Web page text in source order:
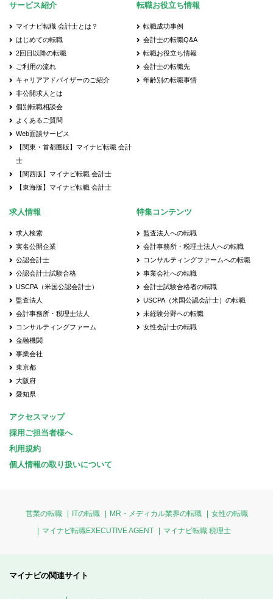
サービス紹介
マイナビ転職 会計士とは？
はじめての転職
2回目以降の転職
ご利用の流れ
キャリアアドバイザーのご紹介
非公開求人とは
個別転職相談会
よくあるご質問
Web面談サービス
【関東・首都圏版】マイナビ転職 会計
士
【関西版】マイナビ転職 会計士
【東海版】マイナビ転職 会計士
転職お役立ち情報
転職成功事例
会計士の転職Q&A
転職お役立ち情報
会計士の転職先
年齢別の転職事情
求人情報
求人検索
実名公開企業
公認会計士
公認会計士試験合格
USCPA（米国公認会計士）
監査法人
会計事務所・税理士法人
コンサルティングファーム
金融機関
事業会社
東京都
大阪府
愛知県
特集コンテンツ
監査法人への転職
会計事務所・税理士法人への転職
コンサルティングファームへの転職
事業会社への転職
会計士試験合格者の転職
USCPA（米国公認会計士）の転職
未経験分野への転職
女性会計士の転職
アクセスマップ
採用ご担当者様へ
利用規約
個人情報の取り扱いについて
営業の転職 ITの転職 MR・メディカル業界の転職
女性の転職
マイナビ転職EXECUTIVE AGENT
マイナビ転職 税理士
マイナビの関連サイト